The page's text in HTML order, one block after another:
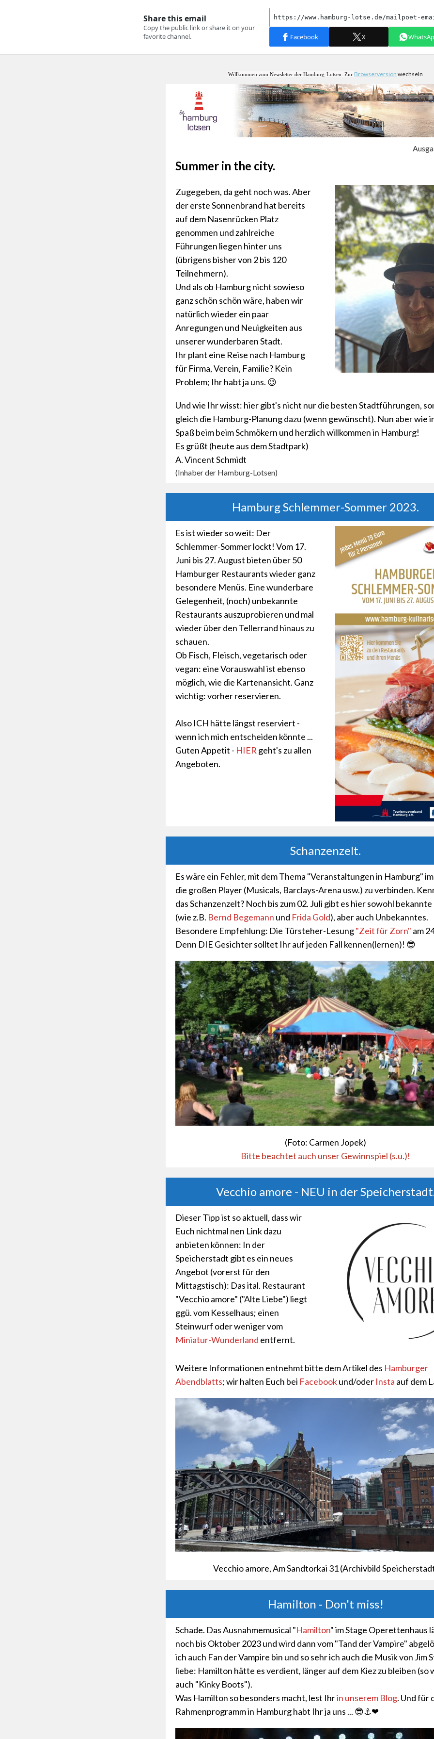
Willkommen zum Newsletter der Hamburg-Lotsen. Zur Browserversion wechseln
Summer in the city.
Zugegeben, da geht noch was. Aber
der erste Sonnenbrand hat bereits
auf dem Nasenrücken Platz
genommen und zahlreiche
Führungen liegen hinter uns
(übrigens bisher von 2 bis 120
Teilnehmern).
Und als ob Hamburg nicht sowieso
ganz schön schön wäre, haben wir
natürlich wieder ein paar
Anregungen und Neuigkeiten aus
unserer wunderbaren Stadt.
Ihr plant eine Reise nach Hamburg
für Firma, Verein, Familie? Kein
Problem; Ihr habt ja uns. 😉
Und wie Ihr wisst: hier gibt's nicht nur die besten Stadtführungen,
gleich die Hamburg-Planung dazu (wenn gewünscht). Nun aber wie
Spaß beim beim Schmökern und herzlich willkommen in Hamburg!
Es grüßt (heute aus dem Stadtpark)
A. Vincent Schmidt
(Inhaber der Hamburg-Lotsen)
Hamburg Schlemmer-Sommer 2023.
Es ist wieder so weit: Der
Schlemmer-Sommer lockt! Vom 17.
Juni bis 27. August bieten über 50
Hamburger Restaurants wieder ganz
besondere Menüs. Eine wunderbare
Gelegenheit, (noch) unbekannte
Restaurants auszuprobieren und mal
wieder über den Tellerrand hinaus zu
schauen.
Ob Fisch, Fleisch, vegetarisch oder
vegan: eine Vorauswahl ist ebenso
möglich, wie die Kartenansicht. Ganz
wichtig: vorher reservieren.
Also ICH hätte längst reserviert -
wenn ich mich entscheiden könnte ...
Guten Appetit - HIER geht's zu allen
Angeboten.
Schanzenzelt.
Es wäre ein Fehler, mit dem Thema "Veranstaltungen in Hamburg"
die großen Player (Musicals, Barclays-Arena usw.) zu verbinden.
das Schanzenzelt? Noch bis zum 02. Juli gibt es hier sowohl
(wie z.B. Bernd Begemann und Frida Gold), aber auch Unbekanntes.
Besondere Empfehlung: Die Türsteher-Lesung"Zeit für Zorn" am
Denn DIE Gesichter solltet Ihr auf jeden Fall kennen(lernen)! 😎
(Foto: Carmen Jopek)
Bitte beachtet auch unser Gewinnspiel (s.u.)!
Vecchio amore - NEU in der
Dieser Tipp ist so aktuell, dass wir
Euch nichtmal nen Link dazu
anbieten können: In der
Speicherstadt gibt es ein neues
Angebot (vorerst für den
Mittagstisch): Das ital. Restaurant
"Vecchio amore" ("Alte Liebe") liegt
ggü. vom Kesselhaus; einen
Steinwurf oder weniger vom
Miniatur-Wunderland entfernt.
Weitere Informationen entnehmt bitte dem Artikel des Hamburger
Abendblatts; wir halten Euch bei Facebookund/oder Insta auf dem
Vecchio amore, Am Sandtorkai 31 (Archivbild
Hamilton - Don't miss!
Schade. Das Ausnahmemusical "Hamilton" im Stage Operettenhaus
noch bis Oktober 2023 und wird dann vom "Tand der Vampire"
ich auch Fan der Vampire bin und so sehr ich auch die Musik von Jim
liebe: Hamilton hätte es verdient, länger auf dem Kiez zu bleiben (so
auch "Kinky Boots").
Was Hamilton so besonders macht, lest Ihrin unserem Blog. Und für
Rahmenprogramm in Hamburg habt Ihr ja uns ... 😎⚓❤